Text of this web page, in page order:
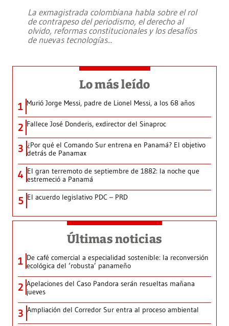
La exmagistrada colombiana habla sobre el rol
de contrapeso del periodismo, el derecho al
olvido, reformas constitucionales y los desafíos
de nuevas tecnologías...
Lo más leído
1 Murió Jorge Messi, padre de Lionel Messi, a los 68 años
2 Fallece José Donderis, exdirector del Sinaproc
3 ¿Por qué el Comando Sur entrena en Panamá? El objetivo
detrás de Panamax
4 El gran terremoto de septiembre de 1882: la noche que
estremeció a Panamá
5 El acuerdo legislativo PDC – PRD
Últimas noticias
1 De café comercial a especialidad sostenible: la reconversión
ecológica del ‘robusta’ panameño
2 Apelaciones del Caso Pandora serán resueltas mañana
jueves
3 Ampliación del Corredor Sur entra al proceso ambiental